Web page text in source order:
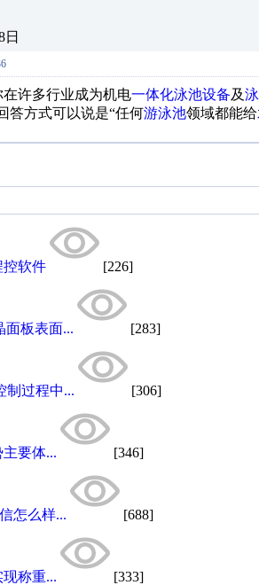
日
许多行业成为机电一体化泳池设备及
答方式可以说是“任何游泳池领域都能给
控软件 [226]
面板表面... [283]
制过程中... [306]
要体... [346]
怎么样... [688]
称重... [333]